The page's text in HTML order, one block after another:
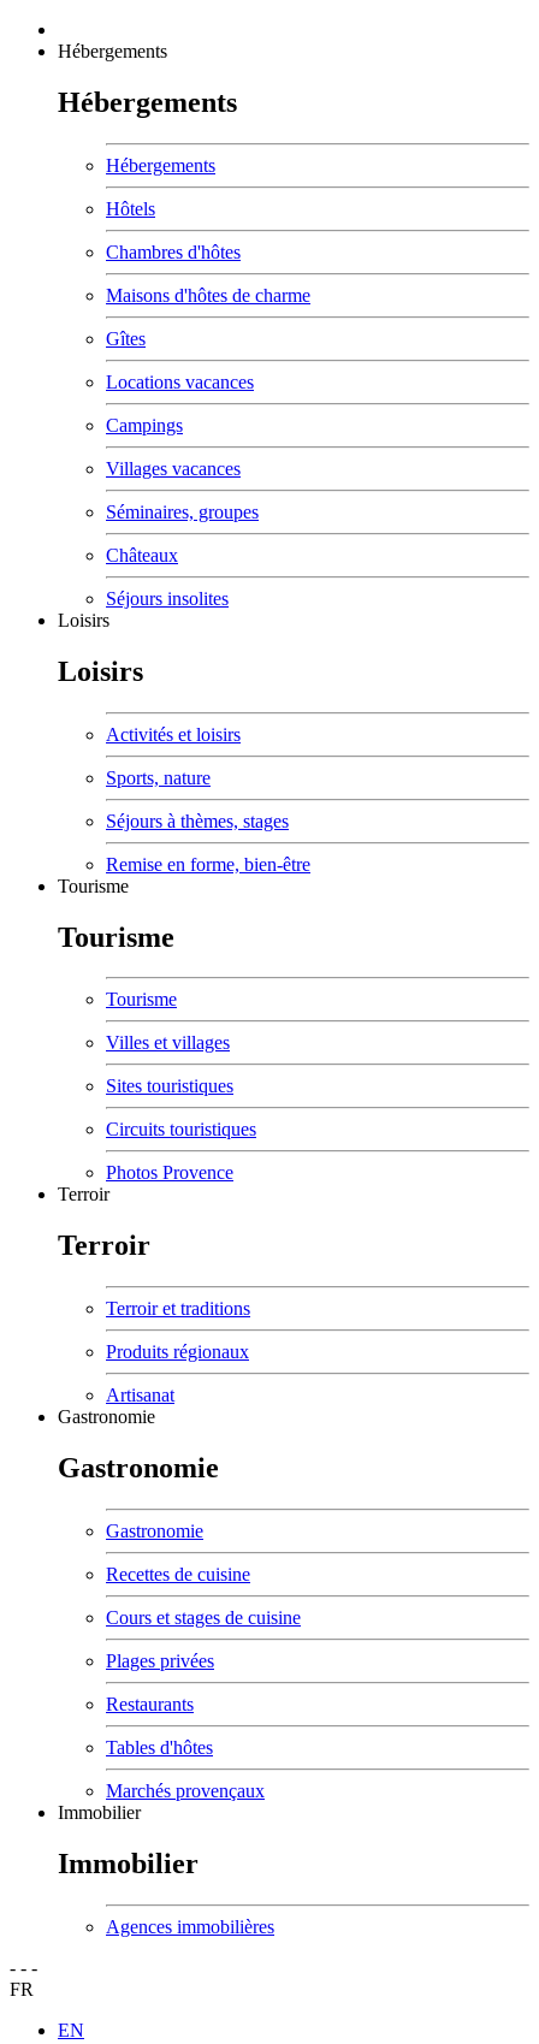
Hébergements
Hébergements
Hébergements
Hôtels
Chambres d'hôtes
Maisons d'hôtes de charme
Gîtes
Locations vacances
Campings
Villages vacances
Séminaires, groupes
Châteaux
Séjours insolites
Loisirs
Loisirs
Activités et loisirs
Sports, nature
Séjours à thèmes, stages
Remise en forme, bien-être
Tourisme
Tourisme
Tourisme
Villes et villages
Sites touristiques
Circuits touristiques
Photos Provence
Terroir
Terroir
Terroir et traditions
Produits régionaux
Artisanat
Gastronomie
Gastronomie
Gastronomie
Recettes de cuisine
Cours et stages de cuisine
Plages privées
Restaurants
Tables d'hôtes
Marchés provençaux
Immobilier
Immobilier
Agences immobilières
- - -
FR
EN